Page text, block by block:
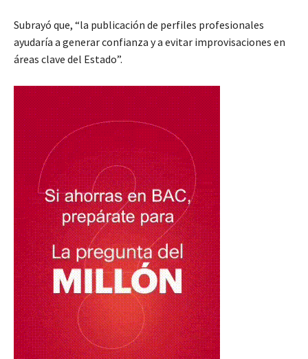
Subrayó que, “la publicación de perfiles profesionales
ayudaría a generar confianza y a evitar improvisaciones en
áreas clave del Estado”.